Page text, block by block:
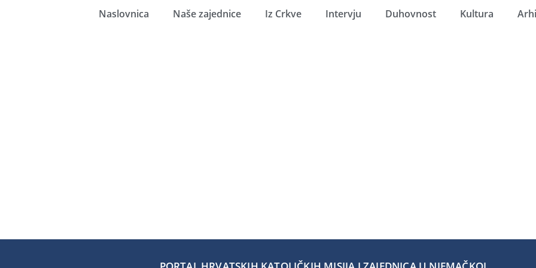
Naslovnica Naše zajednice Iz Crkve Intervju Duhovnost Kultura